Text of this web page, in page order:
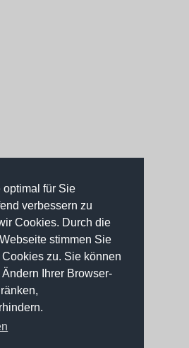
optimal für Sie
verbessern zu
Cookies. Durch die
stimmen Sie
zu. Sie können
Ihrer Browser-